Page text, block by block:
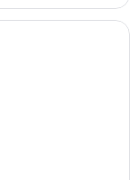
en sängram i